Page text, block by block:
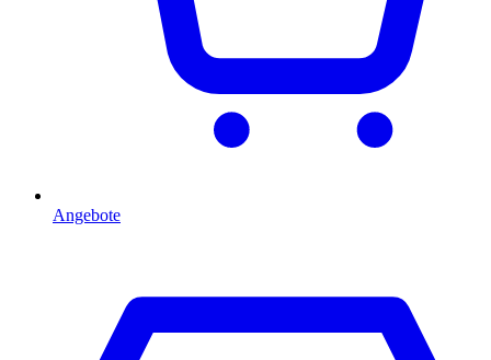
Angebote